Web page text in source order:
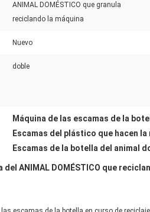
ANIMAL DOMÉSTICO que granula
reciclando la máquina
Nuevo
doble
Máquina de las escamas de la
Escamas del plástico que hacen la
Escamas de la botella del animal
del ANIMAL DOMÉSTICO que